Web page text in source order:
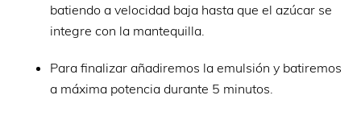
batiendo a velocidad baja hasta que el azúcar se
integre con la mantequilla.
Para finalizar añadiremos la emulsión y batiremos
a máxima potencia durante 5 minutos.